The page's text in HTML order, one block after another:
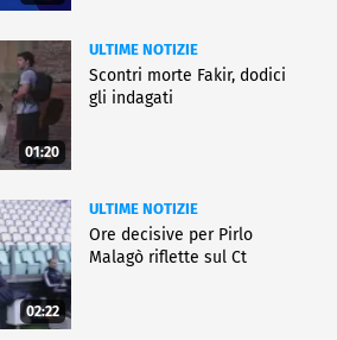
01:20
ULTIME NOTIZIE
Scontri morte Fakir, dodici
gli indagati
02:22
ULTIME NOTIZIE
Ore decisive per Pirlo
Malagò riflette sul Ct